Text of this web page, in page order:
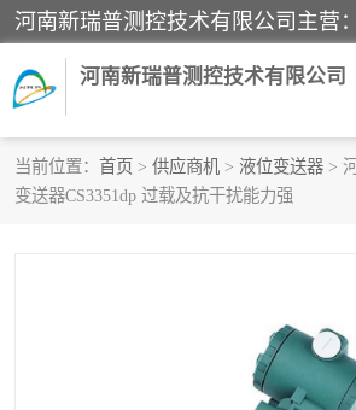
河南新瑞普测控技术有限公司
当前位置： 首页 > 供应商机 > 液位变送器 >
变送器CS3351dp 过载及抗干扰能力强
霍尼韦尔压力变送器
雷达料
罐旁显